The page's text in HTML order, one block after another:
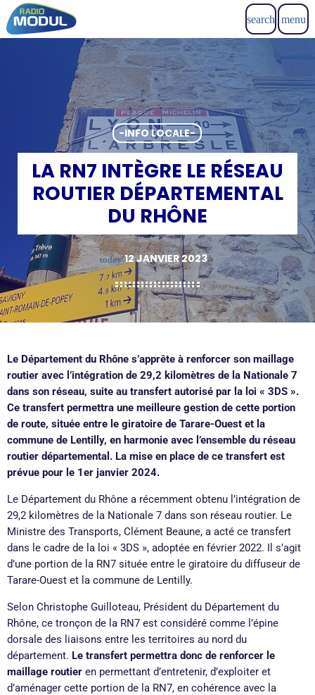
search menu
-INFO LOCALE-
LA RN7 INTÈGRE LE RÉSEAU
ROUTIER DÉPARTEMENTAL
DU RHÔNE
today 12 JANVIER 2023
Le Département du Rhône s’apprête à renforcer son maillage
routier avec l’intégration de 29,2 kilomètres de la Nationale 7
dans son réseau, suite au transfert autorisé par la loi « 3DS ».
Ce transfert permettra une meilleure gestion de cette portion
de route, située entre le giratoire de Tarare-Ouest et la
commune de Lentilly, en harmonie avec l’ensemble du réseau
routier départemental. La mise en place de ce transfert est
prévue pour le 1er janvier 2024.
Le Département du Rhône a récemment obtenu l’intégration de
29,2 kilomètres de la Nationale 7 dans son réseau routier. Le
Ministre des Transports, Clément Beaune, a acté ce transfert
dans le cadre de la loi « 3DS », adoptée en février 2022. Il s’agit
d’une portion de la RN7 située entre le giratoire du diffuseur de
Tarare-Ouest et la commune de Lentilly.
Selon Christophe Guilloteau, Président du Département du
Rhône, ce tronçon de la RN7 est considéré comme l’épine
dorsale des liaisons entre les territoires au nord du
département. Le transfert permettra donc de renforcer le
maillage routier en permettant d’entretenir, d’exploiter et
d’aménager cette portion de la RN7, en cohérence avec la